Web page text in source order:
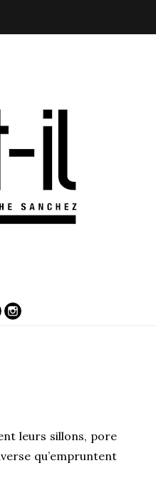
leurs sillons, pore
qu’empruntent